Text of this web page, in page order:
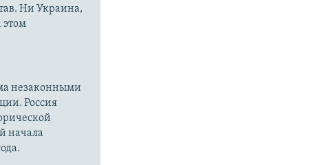
Ни Украина,
этом
незаконными
Россия
начала